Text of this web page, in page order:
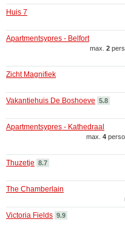
Huis 7
Apartmentsypres - Belfort
max. 2
Zicht Magnifiek
Vakantiehuis De Boshoeve 5.8
Apartmentsypres - Kathedraal
max. 4
Thuzetje 8.7
The Chamberlain
Victoria Fields 9.9